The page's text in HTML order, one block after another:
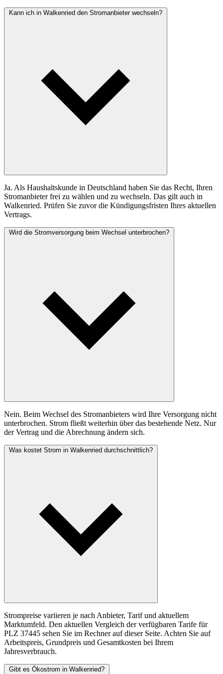
Kann ich in Walkenried den Stromanbieter wechseln?
Ja. Als Haushaltskunde in Deutschland haben Sie das Recht, Ihren
Stromanbieter frei zu wählen und zu wechseln. Das gilt auch in
Walkenried. Prüfen Sie zuvor die Kündigungsfristen Ihres aktuellen
Vertrags.
Wird die Stromversorgung beim Wechsel unterbrochen?
Nein. Beim Wechsel des Stromanbieters wird Ihre Versorgung nicht
unterbrochen. Strom fließt weiterhin über das bestehende Netz. Nur
der Vertrag und die Abrechnung ändern sich.
Was kostet Strom in Walkenried durchschnittlich?
Strompreise variieren je nach Anbieter, Tarif und aktuellem
Marktumfeld. Den aktuellen Vergleich der verfügbaren Tarife für
PLZ 37445 sehen Sie im Rechner auf dieser Seite. Achten Sie auf
Arbeitspreis, Grundpreis und Gesamtkosten bei Ihrem
Jahresverbrauch.
Gibt es Ökostrom in Walkenried?